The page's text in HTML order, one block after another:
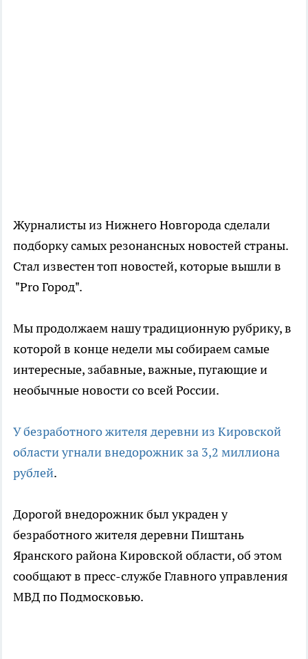
Журналисты из Нижнего Новгорода сделали
подборку самых резонансных новостей страны.
Стал известен топ новостей, которые вышли в
"Pro Город".
Мы продолжаем нашу традиционную рубрику, в
которой в конце недели мы собираем самые
интересные, забавные, важные, пугающие и
необычные новости со всей России.
У безработного жителя деревни из Кировской
области угнали внедорожник за 3,2 миллиона
рублей.
Дорогой внедорожник был украден у
безработного жителя деревни Пиштань
Яранского района Кировской области, об этом
сообщают в пресс-службе Главного управления
МВД по Подмосковью.